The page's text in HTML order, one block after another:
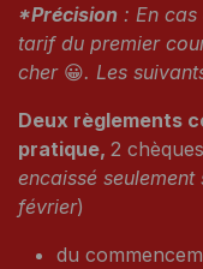
*Précision : En
tarif du premier
cher😀. Les
Deux règlements
pratique, 2
encaissé
février)
du